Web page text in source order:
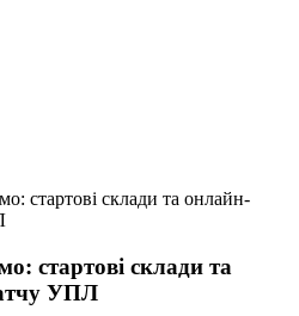
стартові склади та онлайн-
стартові склади та
УПЛ